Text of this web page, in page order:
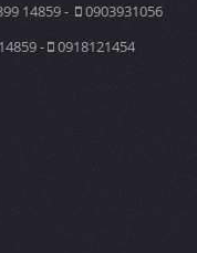
14859 -
0903931056
-
0918121454